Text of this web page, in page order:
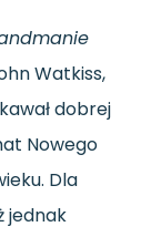
Watkiss,
dobrej
Nowego
Dla
jednak